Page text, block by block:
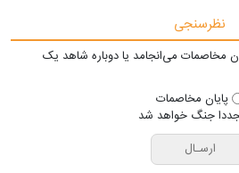
نظرسنجی
مخاصمات می‌انجامد یا دوباره شاهد یک
پایان مخاصمات
جنگ خواهد شد